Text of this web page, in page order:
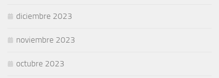
diciembre 2023
noviembre 2023
octubre 2023